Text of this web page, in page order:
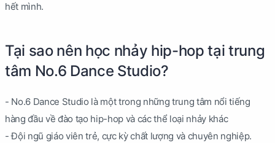
hết mình.
Tại sao nên học nhảy hip-hop tại trung
tâm No.6 Dance Studio?
- No.6 Dance Studio là một trong những trung tâm nổi tiếng
hàng đầu về đào tạo hip-hop và các thể loại nhảy khác
- Đội ngũ giáo viên trẻ, cực kỳ chất lượng và chuyên nghiệp.